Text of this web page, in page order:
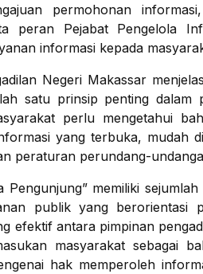
permohonan
peran Pejabat Pengelola
informasi kepada
Negeri Makassar
satu prinsip penting dalam
perlu mengetahui
yang terbuka, mudah
peraturan perundang-
Pengunjung” memiliki
publik yang berorientasi
efektif antara pimpinan
masyarakat sebagai
hak memperoleh